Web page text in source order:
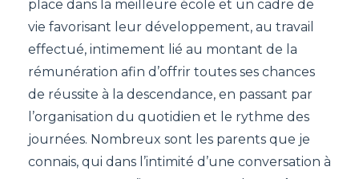
place dans la meilleure école et un cadre de
vie favorisant leur développement, au travail
effectué, intimement lié au montant de la
rémunération afin d’offrir toutes ses chances
de réussite à la descendance, en passant par
l’organisation du quotidien et le rythme des
journées. Nombreux sont les parents que je
connais, qui dans l’intimité d’une conversation à